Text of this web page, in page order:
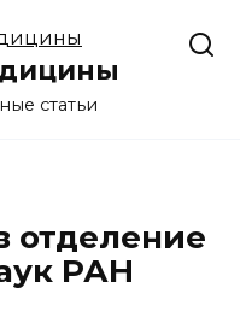
статьи
отделение
РАН